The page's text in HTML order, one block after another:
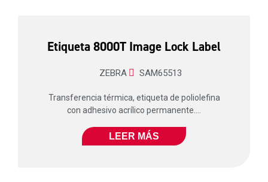
Etiqueta 8000T Image Lock Label
ZEBRA SAM65513
Transferencia térmica, etiqueta de poliolefina
con adhesivo acrílico permanente....
LEER MÁS